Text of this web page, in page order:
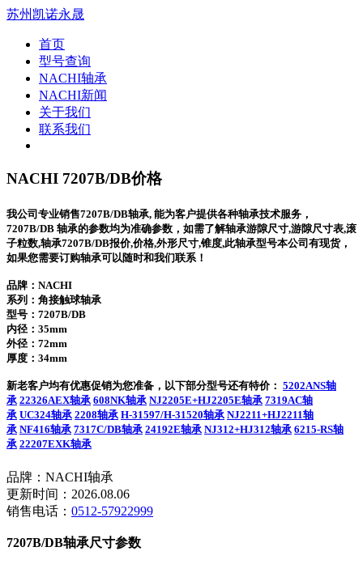
苏州凯诺永晟
首页
型号查询
NACHI轴承
NACHI新闻
关于我们
联系我们
NACHI 7207B/DB价格
我公司专业销售7207B/DB轴承, 能为客户提供各种轴承技术服务，
7207B/DB 轴承的参数均为准确参数，如需了解轴承游隙尺寸,游隙尺寸表,滚
子粒数,轴承7207B/DB报价,价格,外形尺寸,锥度,此轴承型号本公司有现货，
如果您需要订购轴承可以随时和我们联系！
品牌：NACHI
系列：角接触球轴承
型号： 7207B/DB
内径：35mm
外径：72mm
厚度：34mm
新老客户均有优惠促销为您准备，以下部分型号还有特价： 5202ANS轴
承 22326AEX轴承 608NK轴承 NJ2205E+HJ2205E轴承 7319AC轴
承 UC324轴承 2208轴承 H-31597/H-31520轴承 NJ2211+HJ2211轴
承 NF416轴承 7317C/DB轴承 24192E轴承 NJ312+HJ312轴承 6215-RS轴
承 22207EXK轴承
品牌：NACHI轴承
更新时间：2026.08.06
销售电话： 0512-57922999
7207B/DB轴承尺寸参数